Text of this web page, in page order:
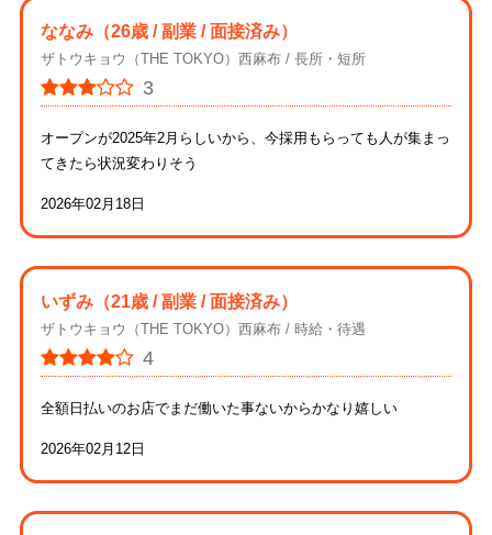
ななみ （26歳 / 副業 / 面接済み）
ザトウキョウ（THE TOKYO）西麻布 長所・短所
3
オープンが2025年2月らしいから、今採用もらっても人が集まっ
てきたら状況変わりそう
2026年02月18日
いずみ （21歳 / 副業 / 面接済み）
ザトウキョウ（THE TOKYO）西麻布 時給・待遇
4
全額日払いのお店でまだ働いた事ないからかなり嬉しい
2026年02月12日